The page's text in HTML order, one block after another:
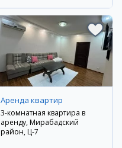
Аренда квартир
3-комнатная квартира в
аренду, Мирабадский
район, Ц-7